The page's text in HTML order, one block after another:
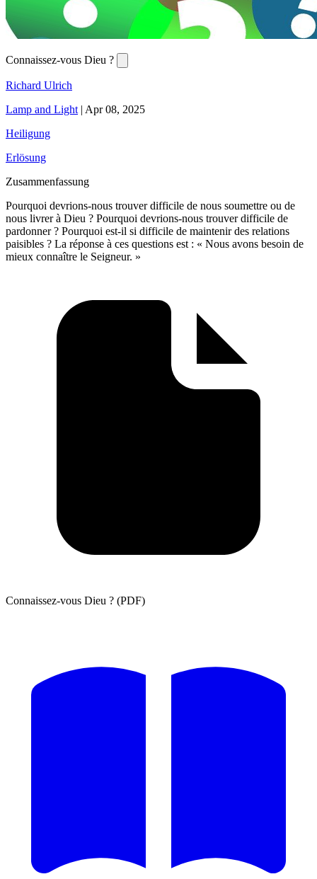
Connaissez-vous Dieu ?
Richard Ulrich
Lamp and Light | Apr 08, 2025
Heiligung
Erlösung
Zusammenfassung
Pourquoi devrions-nous trouver difficile de nous soumettre ou de
nous livrer à Dieu ? Pourquoi devrions-nous trouver difficile de
pardonner ? Pourquoi est-il si difficile de maintenir des relations
paisibles ? La réponse à ces questions est : « Nous avons besoin de
mieux connaître le Seigneur. »
Connaissez-vous Dieu ? (PDF)